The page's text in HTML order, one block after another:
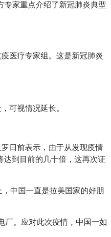
专家重点介绍了新冠肺炎典型
医疗专家组。这是新冠肺炎
可视情况延长。
日前表示，由于从发现疫情
达到目前的几十倍，这再次证
中国一直是拉美国家的好朋
厂。应对此次疫情，中国一如